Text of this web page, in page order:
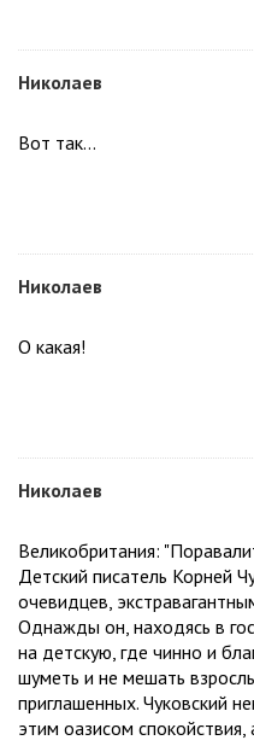
Николаев
Вот так...
Николаев
О какая!
Николаев
Великобритания:
Детский писатель Корней
очевидцев,
Однажды он, находясь в
на детскую, где чинно и
шуметь и не мешать
приглашенных. Чуковский
этим оазисом